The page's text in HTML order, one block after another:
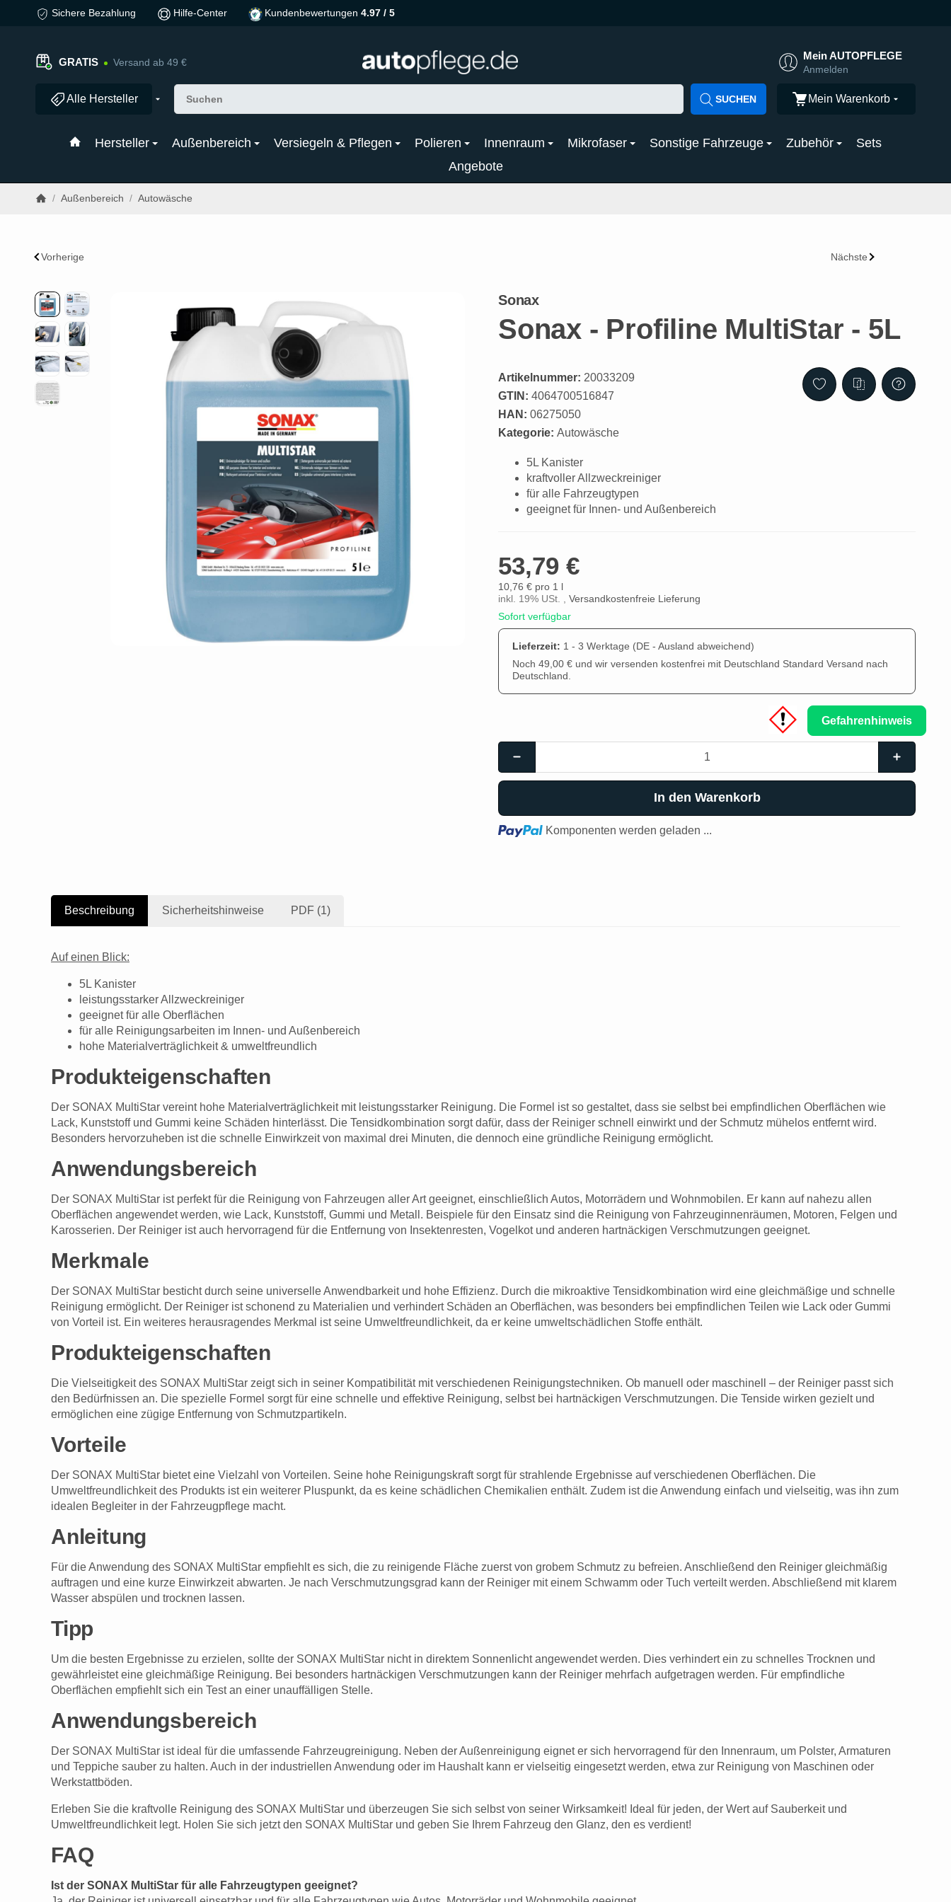
Sichere Bezahlung Hilfe-Center Kundenbewertungen 4.97 / 5
GRATIS Versand ab 49 €
Mein AUTOPFLEGE
Anmelden
Alle Hersteller SUCHEN Mein Warenkorb
Hersteller Außenbereich Versiegeln & Pflegen Polieren Innenraum Mikrofaser Sonstige Fahrzeuge Zubehör
Sets
Angebote
/ Außenbereich / Autowäsche
Vorherige Nächste
Sonax
Sonax - Profiline MultiStar - 5L
Artikelnummer: 20033209
GTIN: 4064700516847
HAN: 06275050
Kategorie: Autowäsche
5L Kanister
kraftvoller Allzweckreiniger
für alle Fahrzeugtypen
geeignet für Innen- und Außenbereich
53,79 €
10,76 € pro 1 l
inkl. 19% USt. , Versandkostenfreie Lieferung
Sofort verfügbar
Lieferzeit: 1 - 3 Werktage (DE - Ausland abweichend)
Noch 49,00 € und wir versenden kostenfrei mit Deutschland Standard Versand nach
Deutschland.
Gefahrenhinweis
In den Warenkorb
Loading...Komponenten werden geladen ...
Beschreibung Sicherheitshinweise PDF (1)
Auf einen Blick:
5L Kanister
leistungsstarker Allzweckreiniger
geeignet für alle Oberflächen
für alle Reinigungsarbeiten im Innen- und Außenbereich
hohe Materialverträglichkeit & umweltfreundlich
Produkteigenschaften
Der SONAX MultiStar vereint hohe Materialverträglichkeit mit leistungsstarker Reinigung. Die Formel ist so gestaltet, dass sie selbst bei empfindlichen Oberflächen wie
Lack, Kunststoff und Gummi keine Schäden hinterlässt. Die Tensidkombination sorgt dafür, dass der Reiniger schnell einwirkt und der Schmutz mühelos entfernt wird.
Besonders hervorzuheben ist die schnelle Einwirkzeit von maximal drei Minuten, die dennoch eine gründliche Reinigung ermöglicht.
Anwendungsbereich
Der SONAX MultiStar ist perfekt für die Reinigung von Fahrzeugen aller Art geeignet, einschließlich Autos, Motorrädern und Wohnmobilen. Er kann auf nahezu allen
Oberflächen angewendet werden, wie Lack, Kunststoff, Gummi und Metall. Beispiele für den Einsatz sind die Reinigung von Fahrzeuginnenräumen, Motoren, Felgen und
Karosserien. Der Reiniger ist auch hervorragend für die Entfernung von Insektenresten, Vogelkot und anderen hartnäckigen Verschmutzungen geeignet.
Merkmale
Der SONAX MultiStar besticht durch seine universelle Anwendbarkeit und hohe Effizienz. Durch die mikroaktive Tensidkombination wird eine gleichmäßige und schnelle
Reinigung ermöglicht. Der Reiniger ist schonend zu Materialien und verhindert Schäden an Oberflächen, was besonders bei empfindlichen Teilen wie Lack oder Gummi
von Vorteil ist. Ein weiteres herausragendes Merkmal ist seine Umweltfreundlichkeit, da er keine umweltschädlichen Stoffe enthält.
Produkteigenschaften
Die Vielseitigkeit des SONAX MultiStar zeigt sich in seiner Kompatibilität mit verschiedenen Reinigungstechniken. Ob manuell oder maschinell – der Reiniger passt sich
den Bedürfnissen an. Die spezielle Formel sorgt für eine schnelle und effektive Reinigung, selbst bei hartnäckigen Verschmutzungen. Die Tenside wirken gezielt und
ermöglichen eine zügige Entfernung von Schmutzpartikeln.
Vorteile
Der SONAX MultiStar bietet eine Vielzahl von Vorteilen. Seine hohe Reinigungskraft sorgt für strahlende Ergebnisse auf verschiedenen Oberflächen. Die
Umweltfreundlichkeit des Produkts ist ein weiterer Pluspunkt, da es keine schädlichen Chemikalien enthält. Zudem ist die Anwendung einfach und vielseitig, was ihn zum
idealen Begleiter in der Fahrzeugpflege macht.
Anleitung
Für die Anwendung des SONAX MultiStar empfiehlt es sich, die zu reinigende Fläche zuerst von grobem Schmutz zu befreien. Anschließend den Reiniger gleichmäßig
auftragen und eine kurze Einwirkzeit abwarten. Je nach Verschmutzungsgrad kann der Reiniger mit einem Schwamm oder Tuch verteilt werden. Abschließend mit klarem
Wasser abspülen und trocknen lassen.
Tipp
Um die besten Ergebnisse zu erzielen, sollte der SONAX MultiStar nicht in direktem Sonnenlicht angewendet werden. Dies verhindert ein zu schnelles Trocknen und
gewährleistet eine gleichmäßige Reinigung. Bei besonders hartnäckigen Verschmutzungen kann der Reiniger mehrfach aufgetragen werden. Für empfindliche
Oberflächen empfiehlt sich ein Test an einer unauffälligen Stelle.
Anwendungsbereich
Der SONAX MultiStar ist ideal für die umfassende Fahrzeugreinigung. Neben der Außenreinigung eignet er sich hervorragend für den Innenraum, um Polster, Armaturen
und Teppiche sauber zu halten. Auch in der industriellen Anwendung oder im Haushalt kann er vielseitig eingesetzt werden, etwa zur Reinigung von Maschinen oder
Werkstattböden.
Erleben Sie die kraftvolle Reinigung des SONAX MultiStar und überzeugen Sie sich selbst von seiner Wirksamkeit! Ideal für jeden, der Wert auf Sauberkeit und
Umweltfreundlichkeit legt. Holen Sie sich jetzt den SONAX MultiStar und geben Sie Ihrem Fahrzeug den Glanz, den es verdient!
FAQ
Ist der SONAX MultiStar für alle Fahrzeugtypen geeignet?